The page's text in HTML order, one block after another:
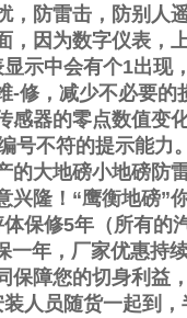
，防雷击，防别人
，因为数字仪表，
示中会有个1出现
-修，减少不必要的
感器的零点数值变
号不符的提示能力
的大地磅小地磅防
兴隆！ “鹰衡地磅”
保修5年（所有的
一年，厂家优惠持
保障您的切身利益
人员随货一起到